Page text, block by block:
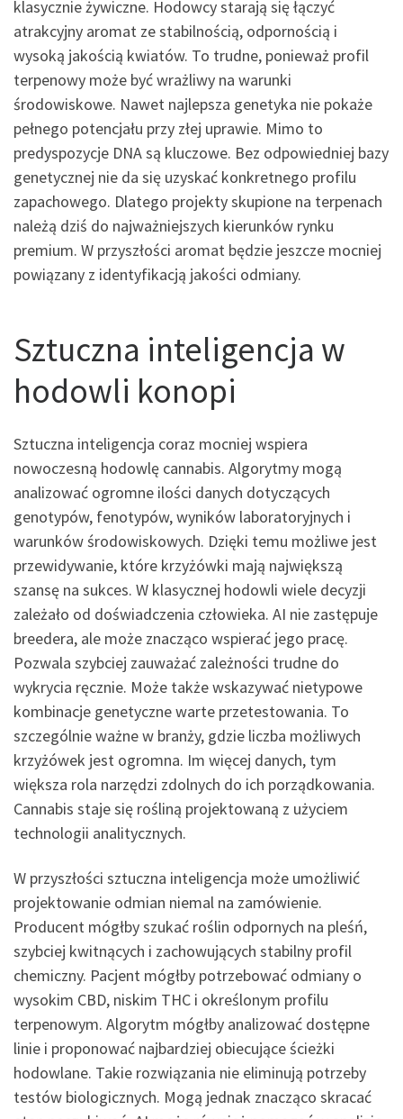
klasycznie żywiczne. Hodowcy starają się łączyć
atrakcyjny aromat ze stabilnością, odpornością i
wysoką jakością kwiatów. To trudne, ponieważ profil
terpenowy może być wrażliwy na warunki
środowiskowe. Nawet najlepsza genetyka nie pokaże
pełnego potencjału przy złej uprawie. Mimo to
predyspozycje DNA są kluczowe. Bez odpowiedniej bazy
genetycznej nie da się uzyskać konkretnego profilu
zapachowego. Dlatego projekty skupione na terpenach
należą dziś do najważniejszych kierunków rynku
premium. W przyszłości aromat będzie jeszcze mocniej
powiązany z identyfikacją jakości odmiany.
Sztuczna inteligencja w
hodowli konopi
Sztuczna inteligencja coraz mocniej wspiera
nowoczesną hodowlę cannabis. Algorytmy mogą
analizować ogromne ilości danych dotyczących
genotypów, fenotypów, wyników laboratoryjnych i
warunków środowiskowych. Dzięki temu możliwe jest
przewidywanie, które krzyżówki mają największą
szansę na sukces. W klasycznej hodowli wiele decyzji
zależało od doświadczenia człowieka. AI nie zastępuje
breedera, ale może znacząco wspierać jego pracę.
Pozwala szybciej zauważać zależności trudne do
wykrycia ręcznie. Może także wskazywać nietypowe
kombinacje genetyczne warte przetestowania. To
szczególnie ważne w branży, gdzie liczba możliwych
krzyżówek jest ogromna. Im więcej danych, tym
większa rola narzędzi zdolnych do ich porządkowania.
Cannabis staje się rośliną projektowaną z użyciem
technologii analitycznych.
W przyszłości sztuczna inteligencja może umożliwić
projektowanie odmian niemal na zamówienie.
Producent mógłby szukać roślin odpornych na pleśń,
szybciej kwitnących i zachowujących stabilny profil
chemiczny. Pacjent mógłby potrzebować odmiany o
wysokim CBD, niskim THC i określonym profilu
terpenowym. Algorytm mógłby analizować dostępne
linie i proponować najbardziej obiecujące ścieżki
hodowlane. Takie rozwiązania nie eliminują potrzeby
testów biologicznych. Mogą jednak znacząco skracać